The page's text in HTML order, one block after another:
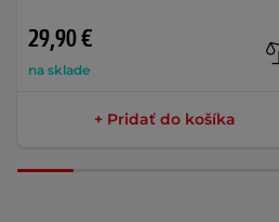
29,90 €
na sklade
+ Pridať do košíka